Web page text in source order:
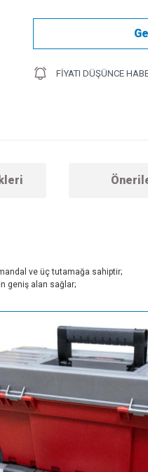
FIYATI DÜŞÜNCE
ve üç tutamağa sahiptir;
geniş alan sağlar;